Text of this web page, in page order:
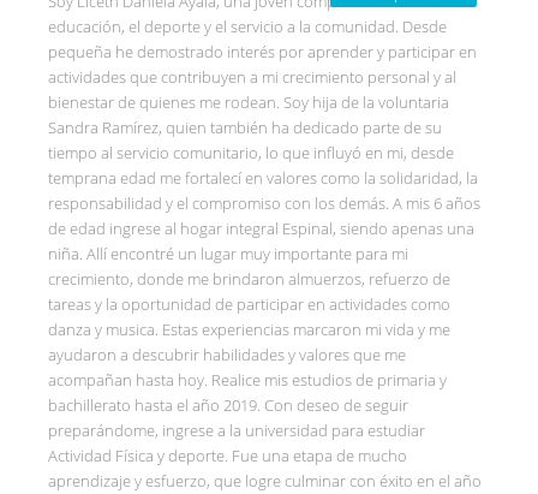
educación, el deporte y el servicio a la comunidad. Desde
pequeña he demostrado interés por aprender y participar en
actividades que contribuyen a mi crecimiento personal y al
bienestar de quienes me rodean. Soy hija de la voluntaria
Sandra Ramírez, quien también ha dedicado parte de su
tiempo al servicio comunitario, lo que influyó en mi, desde
temprana edad me fortalecí en valores como la solidaridad, la
responsabilidad y el compromiso con los demás. A mis 6 años
de edad ingrese al hogar integral Espinal, siendo apenas una
niña. Allí encontré un lugar muy importante para mi
crecimiento, donde me brindaron almuerzos, refuerzo de
tareas y la oportunidad de participar en actividades como
danza y musica. Estas experiencias marcaron mi vida y me
ayudaron a descubrir habilidades y valores que me
acompañan hasta hoy. Realice mis estudios de primaria y
bachillerato hasta el año 2019. Con deseo de seguir
preparándome, ingrese a la universidad para estudiar
Actividad Física y deporte. Fue una etapa de mucho
aprendizaje y esfuerzo, que logre culminar con éxito en el año